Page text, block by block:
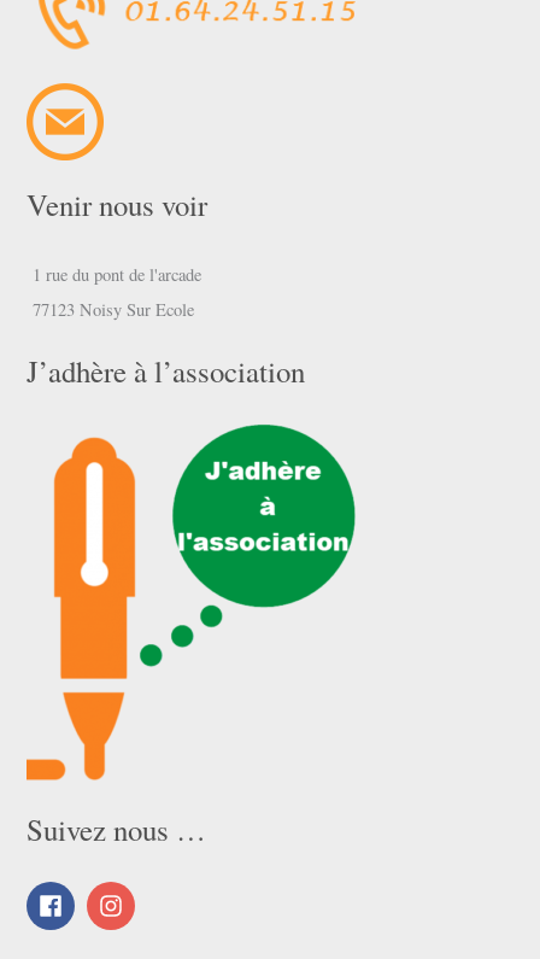
Venir nous voir
1 rue du pont de l'arcade
77123 Noisy Sur Ecole
J’adhère à l’association
Suivez nous …